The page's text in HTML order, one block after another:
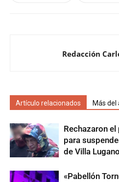
Redacción
Artículo relacionados Más del
Rechazaron el
para
de Villa Lugano
«Pabellón